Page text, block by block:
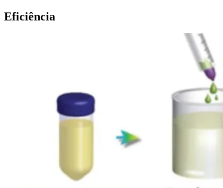
Eficiência